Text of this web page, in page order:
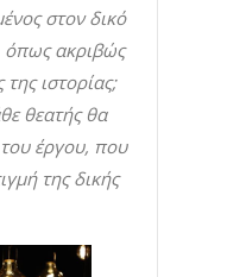
στον δικό
όπως ακριβώς
ιστορίας;
θεατής θα
έργου, που
της δικής